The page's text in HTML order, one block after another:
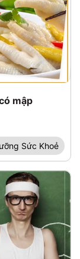
mập
Sức Khoẻ